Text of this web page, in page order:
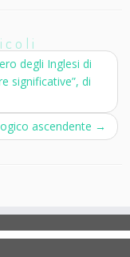
degli Inglesi di
significative”, di
ascendente →